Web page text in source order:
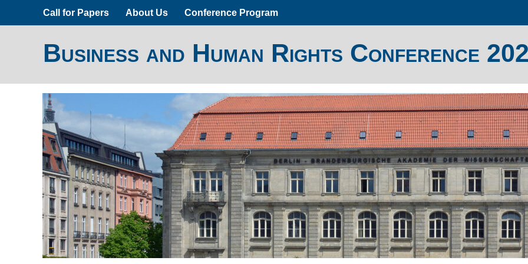
Call for Papers About Us Conference Program
Business and Human Rights Conference